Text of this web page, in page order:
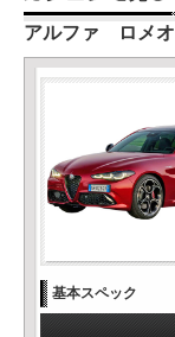
アルファ ロメオ
基本スペック